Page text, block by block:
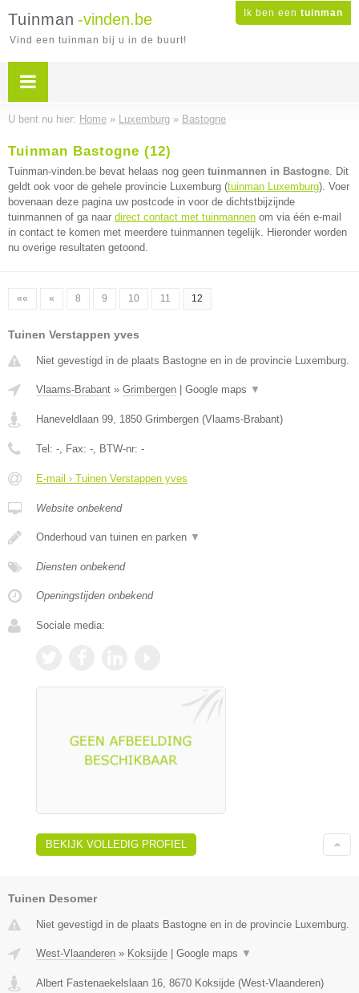
Ik ben een tuinman
Tuinman -vinden.be
Vind een tuinman bij u in de buurt!
U bent nu hier: Home » Luxemburg » Bastogne
Tuinman Bastogne (12)
Tuinman-vinden.be bevat helaas nog geen tuinmannen in Bastogne. Dit
geldt ook voor de gehele provincie Luxemburg (tuinman Luxemburg). Voer
bovenaan deze pagina uw postcode in voor de dichtstbijzijnde
tuinmannen of ga naar direct contact met tuinmannen om via één e-mail
in contact te komen met meerdere tuinmannen tegelijk. Hieronder worden
nu overige resultaten getoond.
«« « 8 9 10 11 12
Tuinen Verstappen yves
Niet gevestigd in de plaats Bastogne en in de provincie Luxemburg.
Vlaams-Brabant » Grimbergen Google maps ▼
Haneveldlaan 99, 1850 Grimbergen (Vlaams-Brabant)
Tel: -, Fax: -, BTW-nr: -
E-mail › Tuinen Verstappen yves
Website onbekend
Onderhoud van tuinen en parken ▼
Diensten onbekend
Openingstijden onbekend
Sociale media:
BEKIJK VOLLEDIG PROFIEL
Tuinen Desomer
Niet gevestigd in de plaats Bastogne en in de provincie Luxemburg.
West-Vlaanderen » Koksijde | Google maps ▼
Albert Fastenaekelslaan 16 8670 Koksijde (West-Vlaanderen)